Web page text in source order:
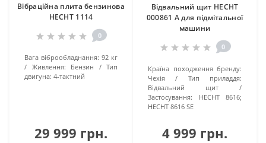
Вібраційна плита бензинова
HECHT 1114
0
Вага віброобладнання: 92 кг
Живлення:
Бензин
Тип
двигуна: 4-тактний
29 999 грн.
Відвальний щит HECHT
000861 A для підмітальної
машини
0
Країна походження бренду:
Чехія
Тип приладдя:
Відвальний щит
Застосування:
HECHT 8616;
HECHT 8616 SE
4 999 грн.